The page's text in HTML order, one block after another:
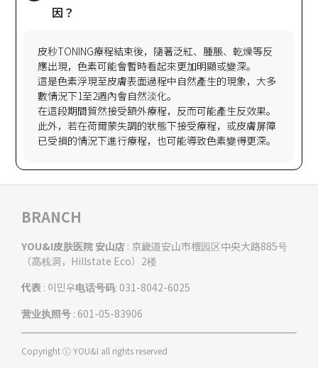
皮秒TONING療程結束後，隨著泛紅、腫脹、乾燥等反
應出現，色素可能會暫時看起來更加明顯或變深。
這是色素浮現至皮膚表面過程中自然產生的現象，大多
數情況下1至2週內會自然淡化。
在這段期間貿然接受額外療程，反而可能產生反效果。
此外，若在荷爾蒙失調的狀態下接受療程，或皮膚屏障
BRANCH
YOU&I皮肤医院 安山店 : 京畿道安山市檀园区中央大路885号
（高栈洞，Hillstate Eco）2楼
代表 : 이민우电话号码: 031-8042-6025
营业执照号 : 601-05-83906
Copyright ⓒ YOU&I all rights reserved